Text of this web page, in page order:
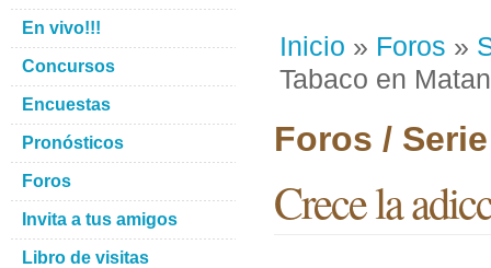
Inicio » Foros »
Tabaco en
Foros /
Crece la
En vivo!!!
Concursos
Encuestas
Pronósticos
Foros
Invita a tus amigos
Libro de visitas